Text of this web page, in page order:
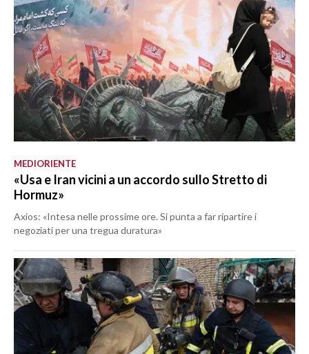
MEDIORIENTE
«Usa e Iran vicini a un accordo sullo Stretto di
Hormuz»
Axios: «Intesa nelle prossime ore. Si punta a far ripartire i
negoziati per una tregua duratura»